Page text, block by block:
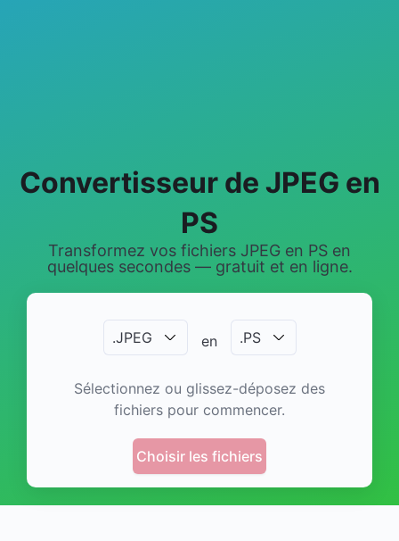
Convertisseur de JPEG en
PS
Transformez vos fichiers JPEG en PS en
quelques secondes — gratuit et en ligne.
.JPEG en .PS
Sélectionnez ou glissez-déposez des
fichiers pour commencer.
Choisir les fichiers